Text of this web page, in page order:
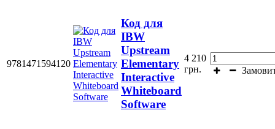
9781471594120
Код для
IBW
Upstream
Elementary
Interactive
Whiteboard
Software
4 210
грн.